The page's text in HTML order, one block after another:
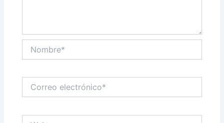
electrónico*